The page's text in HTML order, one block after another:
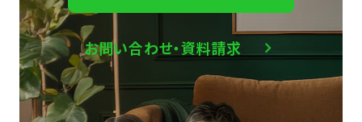
お問い合わせ・資料請求